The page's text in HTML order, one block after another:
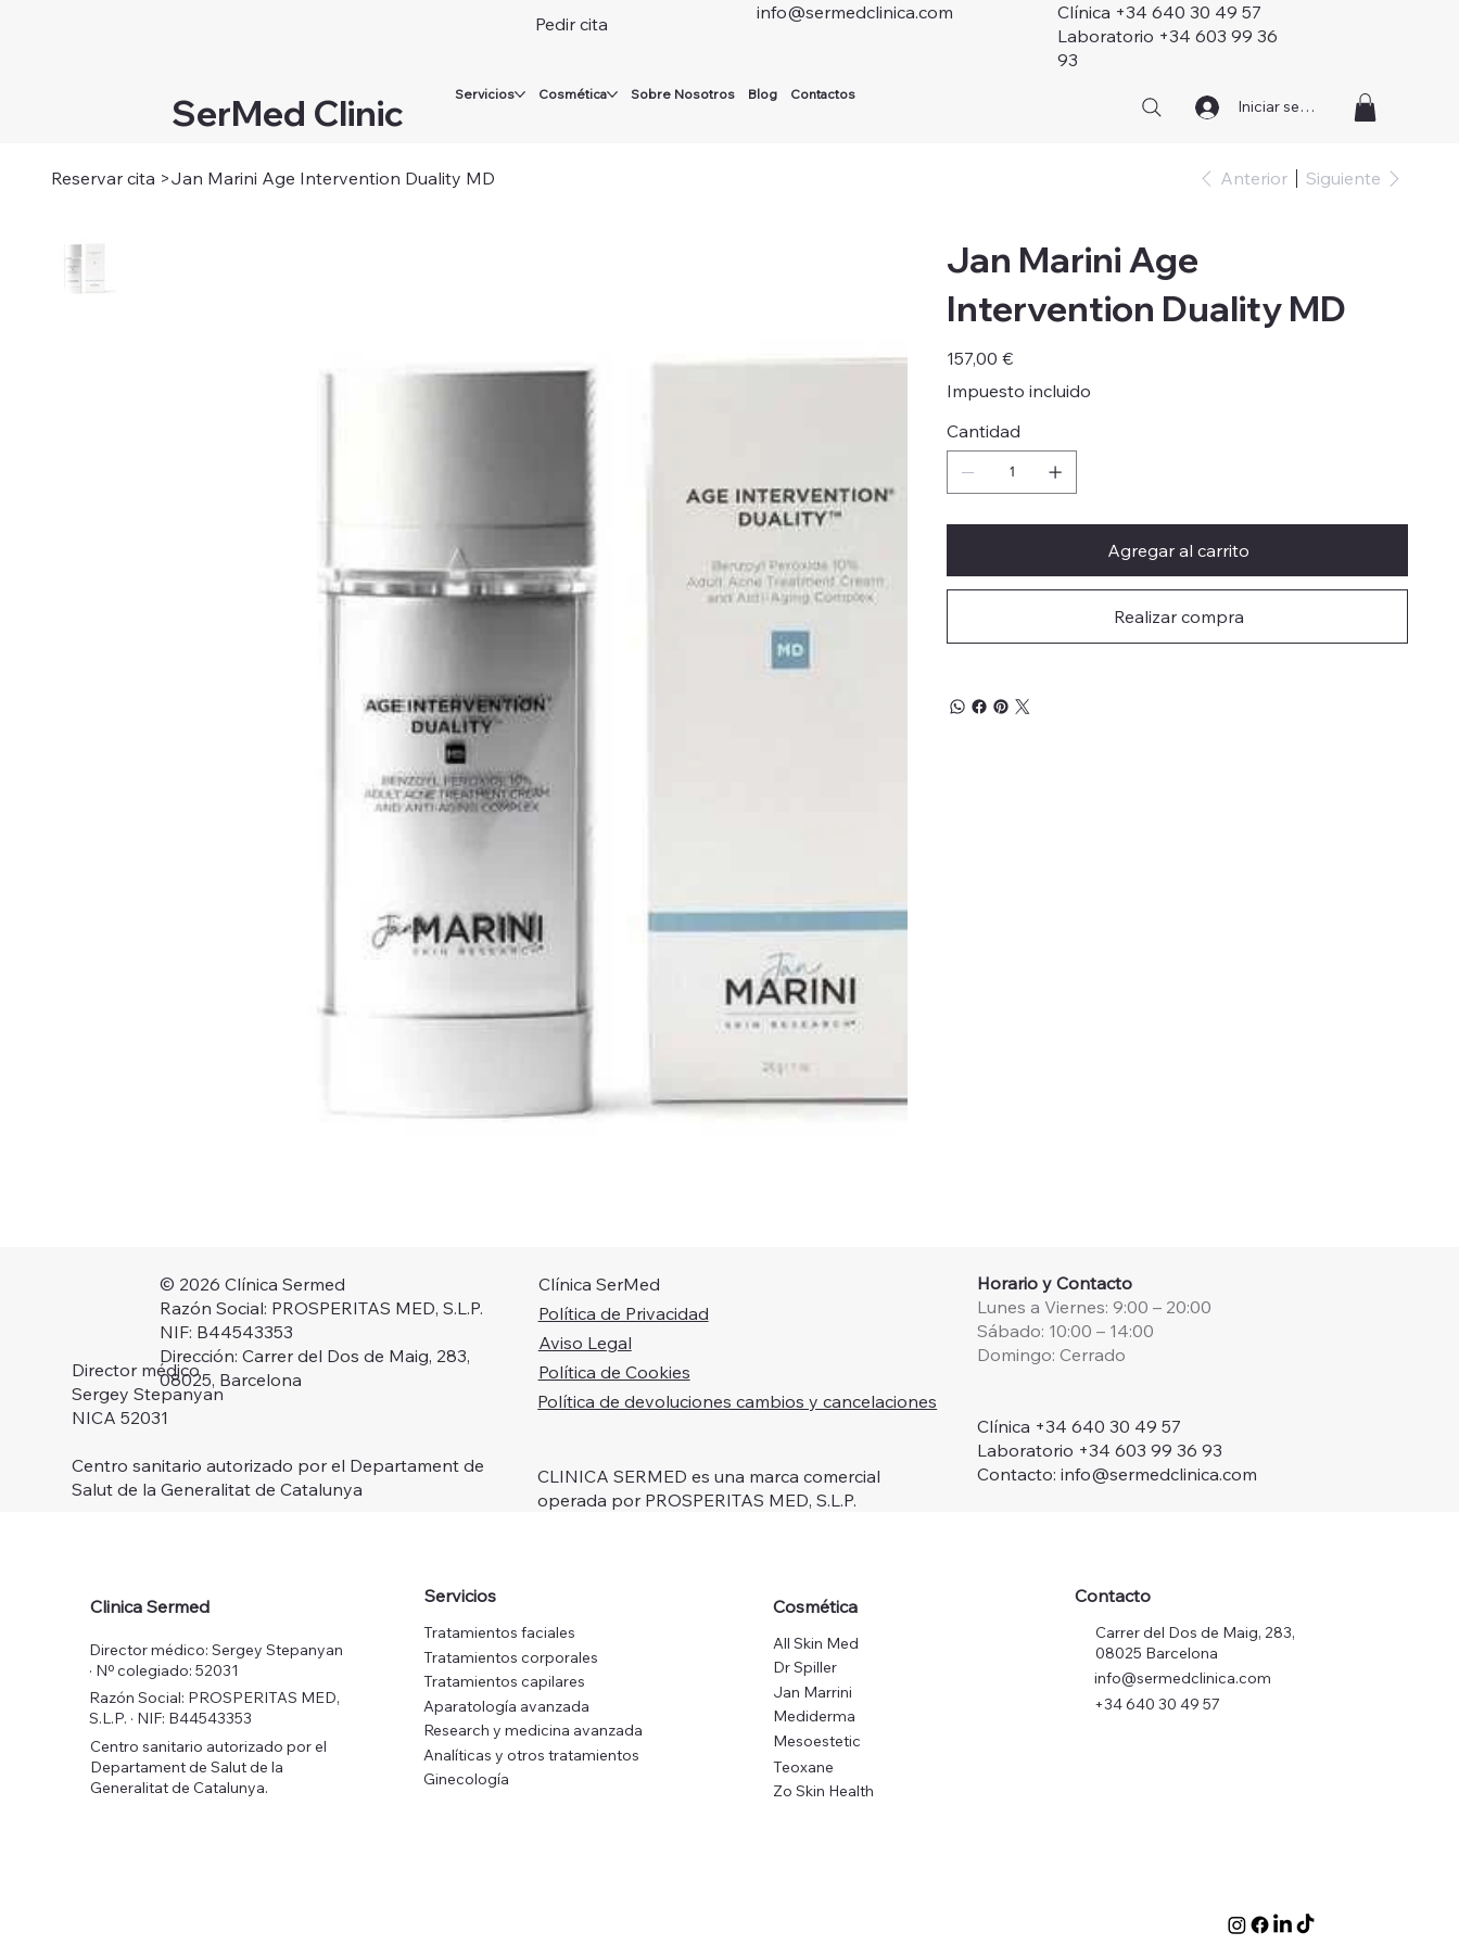
SerMed Clinic Servicios Cosmética Sobre Nosotros Blog Contactos
Iniciar sesión
Pedir cita
info@sermedclinica.com
Clínica +34 640 30 49 57
Laboratorio +34 603 99 36
93
Reservar cita >Jan Marini Age Intervention Duality MD Anterior Siguiente
Jan Marini Age
Intervention Duality MD
Precio
157,00 €
Impuesto incluido
Cantidad
Agregar al carrito
Realizar compra
Director médico
Sergey Stepanyan
NICA 52031
Centro sanitario autorizado por el Departament de
Salut de la Generalitat de Catalunya
© 2026 Clínica Sermed
Razón Social: PROSPERITAS MED, S.L.P.
NIF: B44543353
Dirección: Carrer del Dos de Maig, 283,
08025, Barcelona
Clínica SerMed
Política de Privacidad
Aviso Legal
Política de Cookies
Política de devoluciones cambios y cancelaciones
CLINICA SERMED es una marca comercial
operada por PROSPERITAS MED, S.L.P.
Horario y Contacto
Lunes a Viernes: 9:00 – 20:00
Sábado: 10:00 – 14:00
Domingo: Cerrado
Clínica +34 640 30 49 57
Laboratorio +34 603 99 36 93
Contacto: info@sermedclinica.com
Clinica Sermed
Director médico: Sergey Stepanyan
· Nº colegiado: 52031
Razón Social: PROSPERITAS MED,
S.L.P. · NIF: B44543353
Centro sanitario autorizado por el
Departament de Salut de la
Generalitat de Catalunya.
Servicios
Tratamientos faciales
Tratamientos corporales
Tratamientos capilares
Aparatología avanzada
Research y medicina avanzada
Analíticas y otros tratamientos
Ginecología
Cosmética
All Skin Med
Dr Spiller
Jan Marrini
Mediderma
Mesoestetic
Teoxane
Zo Skin Health
Contacto
Carrer del Dos de Maig, 283,
08025 Barcelona
info@sermedclinica.com
+34 640 30 49 57